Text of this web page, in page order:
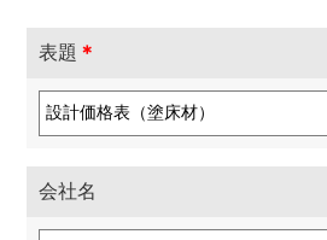
表題 ＊
会社名